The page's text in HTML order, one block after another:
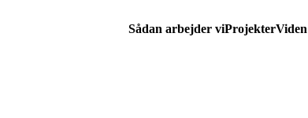
Sådan arbejder viProjekter